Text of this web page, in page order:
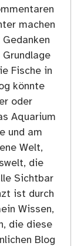
machen
Fische in
könnte
oder
Aquarium
und am
Welt,
die
Sichtbar
ist durch
Wissen,
die diese
Blog